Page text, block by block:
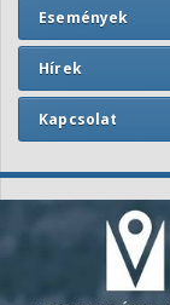
Események
Hírek
Kapcsolat